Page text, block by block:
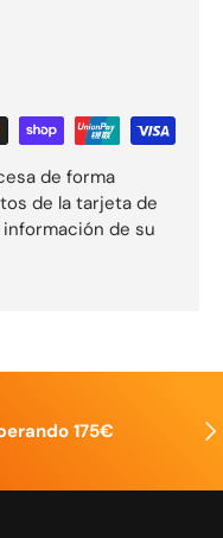
de forma
de la tarjeta de
de su
175€